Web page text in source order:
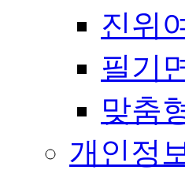
진위
필기
맞춤
개인정